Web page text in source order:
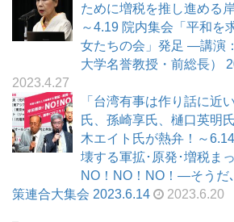
ために増税を推し進める
～4.19 院内集会「平和を
女たちの会」発足 ―講演
大学名誉教授・前総長）
2023.4.27
「台湾有事は作り話に近
氏、孫崎享氏、樋口英明
木エイト氏が熱弁！～
壊する軍拡･原発･増税ま
NO！NO！NO！―そうだ
策連合大集会 2023.6.14
2023.6.20